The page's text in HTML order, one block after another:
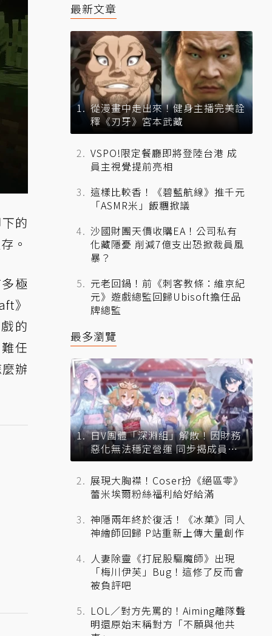
的
。
極
》
的
任
辦
最新文章
從漫畫中走出來！健身主播完美詮
釋《刃牙》宮本武藏
VSPO!限定餐廳即將登陸台港 成
員主視覺提前亮相
這樣比較香！《碧藍航線》推千元
「ASMR米」飯糰掀議
沙國財團天價收購EA！公司私有
化藏隱憂 削減7億支出恐掀裁員風
暴？
元老回鍋！前《刺客教條：維京紀
元》遊戲總監回歸Ubisoft擔任品
牌總監
最多瀏覽
日V團體「深淵組」解散！因財務
惡化無法穩定營運 同步揭成員未
來去向
展現大胸襟！Coser扮《絕區零》
蕾米埃爾粉絲福利給好給滿
神隱兩年終於復活！《冰菓》同人
神繪師回歸 P站重新上傳大量創作
人妻除靈《打屁股驅魔師》出現
「梅川伊芙」Bug！這修了反而會
被負評吧
LOL／對方先罵的！Aiming離隊聲
明還原始末稱對方「不願與他共